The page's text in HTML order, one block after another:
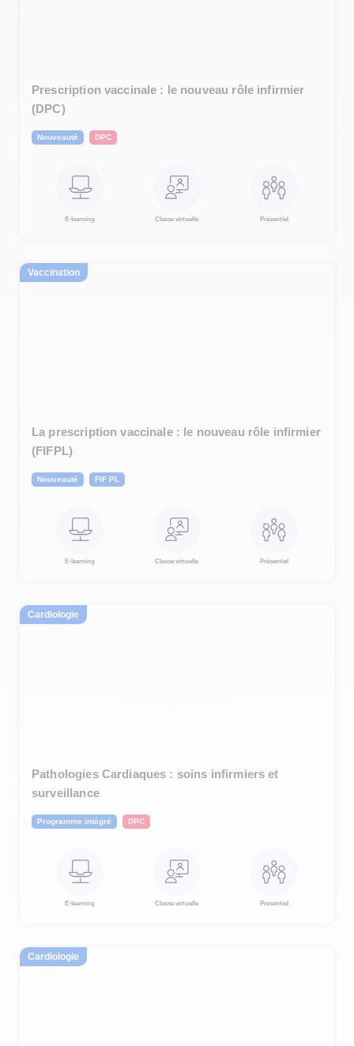
Prescription vaccinale : le nouveau rôle infirmier
(DPC)
Nouveauté DPC
E-learning Classe virtuelle Présentiel
Vaccination
La prescription vaccinale : le nouveau rôle infirmier
(FIFPL)
Nouveauté FIF PL
E-learning Classe virtuelle Présentiel
Cardiologie
Pathologies Cardiaques : soins infirmiers et
surveillance
Programme intégré DPC
E-learning Classe virtuelle Présentiel
Cardiologie